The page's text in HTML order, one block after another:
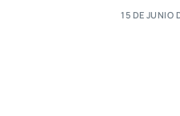
15 DE JUNIO